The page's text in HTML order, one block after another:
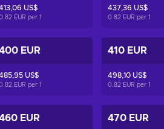
US$
EUR per1
437,36 US$
0.82 EUR per1
EUR
US$
EUR per1
410 EUR
498,10 US$
0.82 EUR per1
EUR 470 EUR